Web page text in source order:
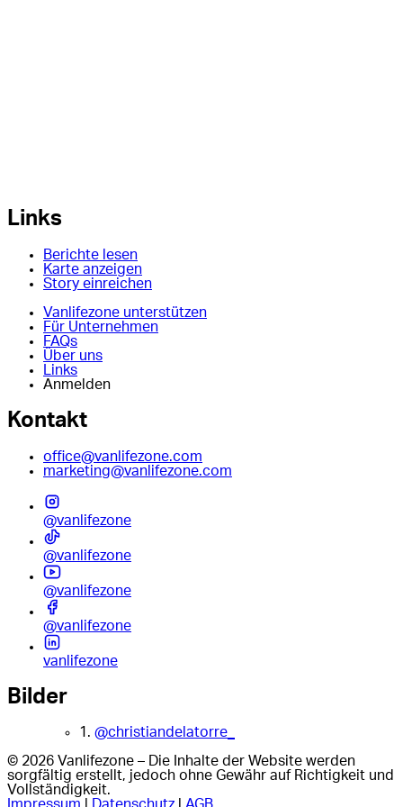
Links
Berichte lesen
Karte anzeigen
Story einreichen
Vanlifezone unterstützen
Für Unternehmen
FAQs
Über uns
Links
Anmelden
Kontakt
office@vanlifezone.com
marketing@vanlifezone.com
@vanlifezone
@vanlifezone
@vanlifezone
@vanlifezone
vanlifezone
Bilder
1. @christiandelatorre_
© 2026 Vanlifezone – Die Inhalte der Website werden
sorgfältig erstellt, jedoch ohne Gewähr auf Richtigkeit und
Vollständigkeit.